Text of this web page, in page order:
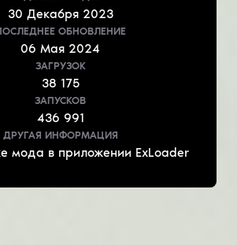
30 Декабря2023
ОБНОВЛЕНИЕ
06Мая 2024
ЗАГРУЗОК
38 175
ЗАПУСКОВ
436 991
ДРУГАЯ ИНФОРМАЦИЯ
мода в приложении ExLoader